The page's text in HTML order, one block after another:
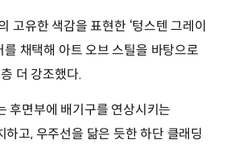
고유한 색감을 표현한 ‘텅스텐 그레이
채택해 아트 오브 스틸을 바탕으로
더 강조했다.
후면부에 배기구를 연상시키는
하고, 우주선을 닮은 듯한 하단 클래딩